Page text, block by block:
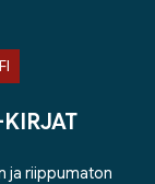
ja riippumaton